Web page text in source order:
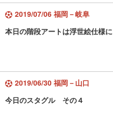
2019/07/06 福岡－岐阜
本日の階段アートは浮世絵仕様に
2019/06/30 福岡－山口
今日のスタグル その４